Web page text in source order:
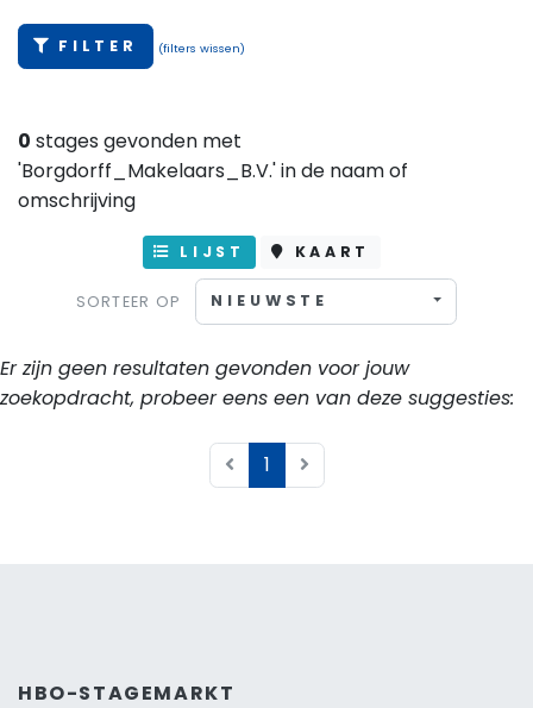
FILTER (filters wissen)
0 stages gevonden met
'Borgdorff_Makelaars_B.V.' in de naam of
omschrijving
LIJST KAART
SORTEER OP NIEUWSTE
Er zijn geen resultaten gevonden voor jouw
zoekopdracht, probeer eens een van deze suggesties:
1
HBO-STAGEMARKT